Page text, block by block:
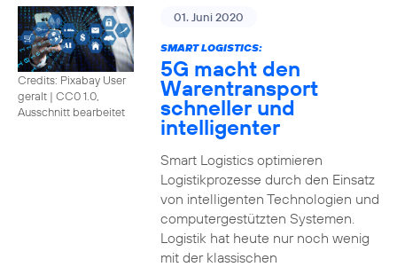
Credits: Pixabay User
geralt | CC0 1.0,
Ausschnitt bearbeitet
01. Juni 2020
SMART LOGISTICS:
5G macht den
Warentransport
schneller und
intelligenter
Smart Logistics optimieren
Logistikprozesse durch den Einsatz
von intelligenten Technologien und
computergestützten Systemen.
Logistik hat heute nur noch wenig
mit der klassischen